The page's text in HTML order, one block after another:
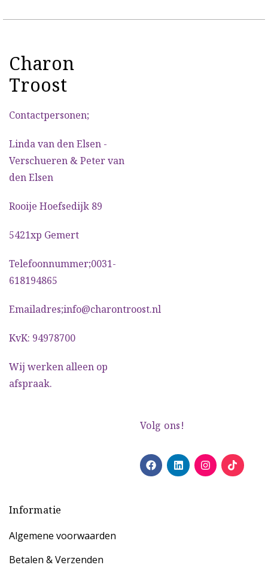
Charon
Troost
Contactpersonen;
Linda van den Elsen -
Verschueren & Peter van
den Elsen
Rooije Hoefsedijk 89
5421xp Gemert
Telefoonnummer;0031-
618194865
Emailadres;info@charontroost.nl
KvK: 94978700
Wij werken alleen op
afspraak.
Volg ons!
Informatie
Algemene voorwaarden
Betalen & Verzenden